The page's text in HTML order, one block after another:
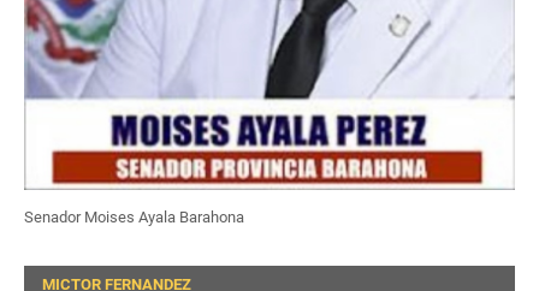
Senador Moises Ayala Barahona
MICTOR FERNANDEZ